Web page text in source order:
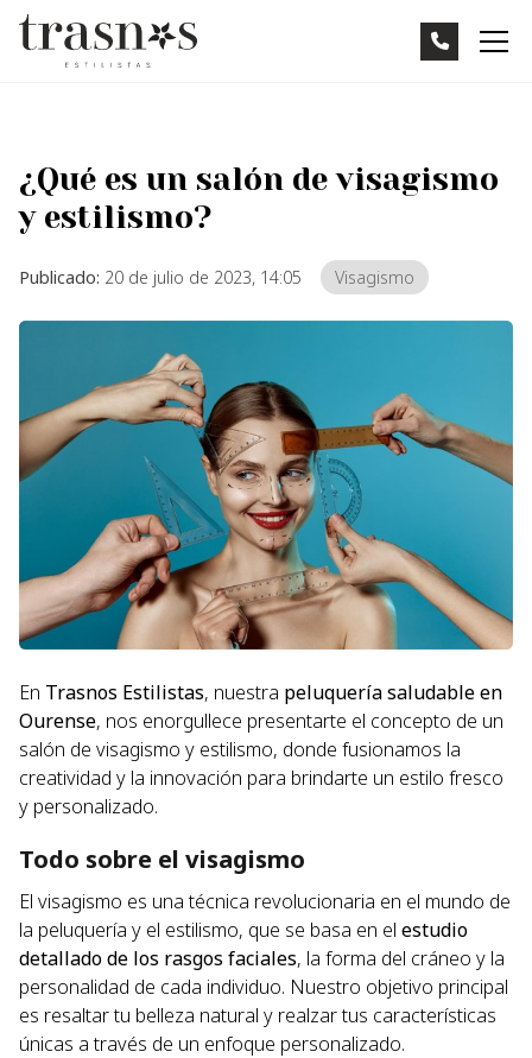
¿Qué es un salón de visagismo
y estilismo?
Publicado: 20 de julio de 2023, 14:05 Visagismo
En Trasnos Estilistas, nuestra peluquería saludable en
Ourense, nos enorgullece presentarte el concepto de un
salón de visagismo y estilismo, donde fusionamos la
creatividad y la innovación para brindarte un estilo fresco
y personalizado.
Todo sobre el visagismo
El visagismo es una técnica revolucionaria en el mundo de
la peluquería y el estilismo, que se basa en el estudio
detallado de los rasgos faciales, la forma del cráneo y la
personalidad de cada individuo. Nuestro objetivo principal
es resaltar tu belleza natural y realzar tus características
únicas a través de un enfoque personalizado.